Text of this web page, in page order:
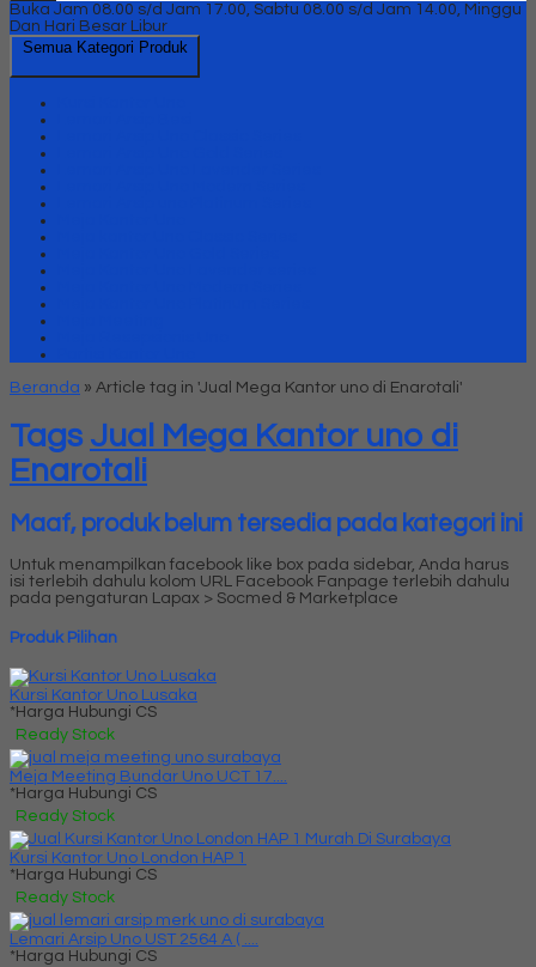
Buka Jam 08.00 s/d Jam 17.00, Sabtu 08.00 s/d Jam 14.00, Minggu
Dan Hari Besar Libur
Semua Kategori Produk
Beranda » Article tag in 'Jual Mega Kantor uno di Enarotali'
Tags Jual Mega Kantor uno di
Enarotali
Maaf, produk belum tersedia pada kategori ini
Untuk menampilkan facebook like box pada sidebar, Anda harus
isi terlebih dahulu kolom URL Facebook Fanpage terlebih dahulu
pada pengaturan Lapax > Socmed & Marketplace
Produk Pilihan
Kursi Kantor Uno Lusaka
*Harga Hubungi CS
Ready Stock
Meja Meeting Bundar Uno UCT 17....
*Harga Hubungi CS
Ready Stock
Kursi Kantor Uno London HAP 1
*Harga Hubungi CS
Ready Stock
Lemari Arsip Uno UST 2564 A ( ....
*Harga Hubungi CS